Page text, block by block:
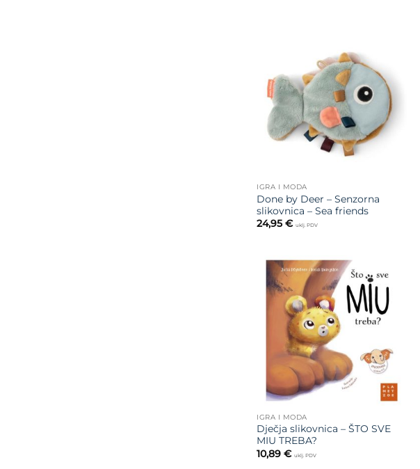
Dodajte
na listu
želja
IGRA I MODA
Done by Deer – Senzorna
slikovnica – Sea friends
24,95€ uklj. PDV
Dodajte
na listu
želja
IGRA I MODA
Dječja slikovnica – ŠTO SVE
MIU TREBA?
10,89€ uklj. PDV